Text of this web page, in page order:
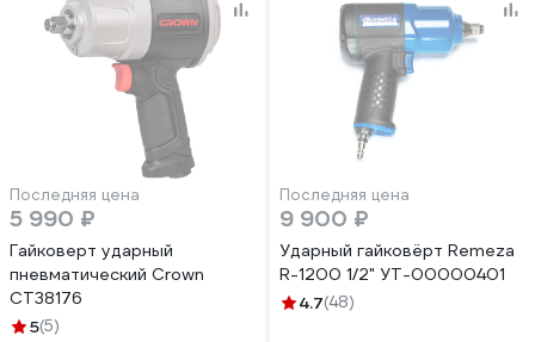
Последняя цена
5 990 ₽
Гайковерт ударный
пневматический Crown
CT38176
5(5)
Последняя цена
9 900 ₽
Ударный гайковёрт Remeza
R-1200 1/2" УТ-00000401
4.7(48)